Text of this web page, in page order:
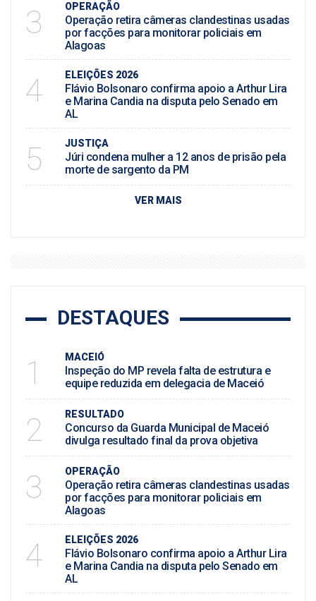
3 OPERAÇÃO
Operação retira câmeras clandestinas usadas
por facções para monitorar policiais em
Alagoas
4 ELEIÇÕES 2026
Flávio Bolsonaro confirma apoio a Arthur Lira
e Marina Candia na disputa pelo Senado em
AL
5 JUSTIÇA
Júri condena mulher a 12 anos de prisão pela
morte de sargento da PM
VER MAIS
DESTAQUES
1 MACEIÓ
Inspeção do MP revela falta de estrutura e
equipe reduzida em delegacia de Maceió
2 RESULTADO
Concurso da Guarda Municipal de Maceió
divulga resultado final da prova objetiva
3 OPERAÇÃO
Operação retira câmeras clandestinas usadas
por facções para monitorar policiais em
Alagoas
4 ELEIÇÕES 2026
Flávio Bolsonaro confirma apoio a Arthur Lira
e Marina Candia na disputa pelo Senado em
AL